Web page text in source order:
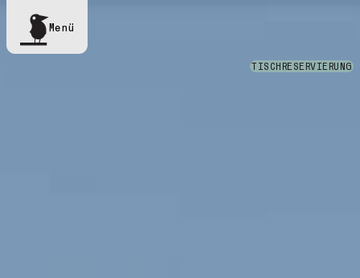
Menü
TISCHRESERVIERUNG